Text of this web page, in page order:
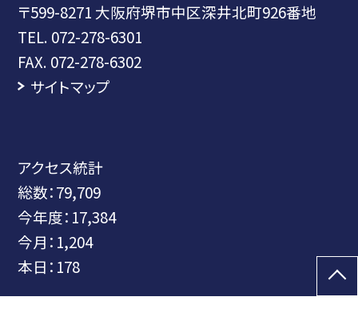
〒599-8271 大阪府堺市中区深井北町926番地
TEL. 072-278-6301
FAX. 072-278-6302
サイトマップ
アクセス統計
総数：79,709
今年度： 17,384
今月： 1,204
本日： 178